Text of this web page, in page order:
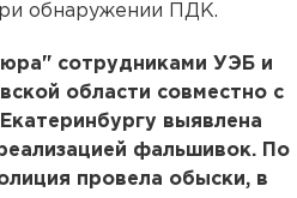
обнаружении ПДК.
сотрудниками УЭБ и
области совместно с
выявлена
фальшивок. По
провела обыски, в